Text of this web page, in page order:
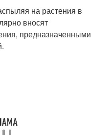
на растения в
вносят
предназначенными